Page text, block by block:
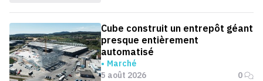
Cube construit un entrepôt géant
presque entièrement
automatisé
Marché
5 août 2026
0